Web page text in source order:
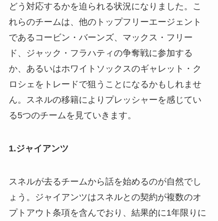
どう対応するかを迫られる状況になりました。こ
れらのチームは、他のトップフリーエージェント
であるコービン・バーンズ、マックス・フリー
ド、ジャック・フラハティの争奪戦に参加する
か、あるいはホワイトソックスのギャレット・ク
ロシェをトレードで狙うことになるかもしれませ
ん。スネルの移籍によりプレッシャーを感じてい
る5つのチームを見ていきます。
1.ジャイアンツ
スネルが去るチームから話を始めるのが自然でし
ょう。ジャイアンツはスネルとの契約が複数のオ
プトアウト条項を含んでおり、結果的に1年限りに